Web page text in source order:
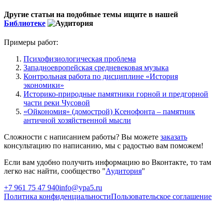
Другие статьи на подобные темы ищите в нашей
Библиотеке
Примеры работ:
Психофизиологическая проблема
Западноевропейская средневековая музыка
Контрольная работа по дисциплине «История
экономики»
Историко-природные памятники горной и предгорной
части реки Чусовой
«Ойкономия» (домострой) Ксенофонта – памятник
античной хозяйственной мысли
Сложности с написанием работы? Вы можете заказать
консультацию по написанию, мы с радостью вам поможем!
Если вам удобно получить информацию во Вконтакте, то там
легко нас найти, сообщество "Аудитория"
+7 961 75 47 940info@ypa5.ru
Политика конфиденциальностиПользовательское соглашение